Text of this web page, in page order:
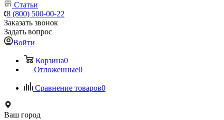
Статьи
8 (800) 500-00-22
Заказать звонок
Задать вопрос
Войти
Корзина0
Отложенные0
Сравнение товаров0
Ваш город